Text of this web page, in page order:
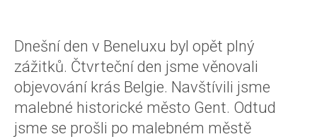
Dnešní den v Beneluxu byl opět plný
zážitků. Čtvrteční den jsme věnovali
objevování krás Belgie. Navštívili jsme
malebné historické město Gent. Odtud
jsme se prošli po malebném městě